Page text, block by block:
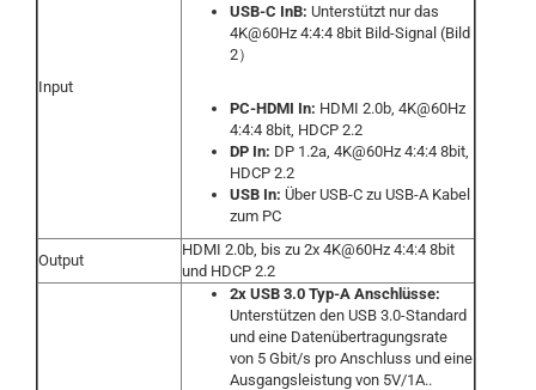
Input
USB-C InB: Unterstützt nur das
4K@60Hz 4:4:4 8bit Bild-Signal (Bild
2）
PC-HDMI In: HDMI 2.0b, 4K@60Hz
4:4:4 8bit, HDCP 2.2
DP In: DP 1.2a, 4K@60Hz 4:4:4 8bit,
HDCP 2.2
USB In: Über USB-C zu USB-A Kabel
zum PC
Output
HDMI 2.0b, bis zu 2x 4K@60Hz 4:4:4 8bit
und HDCP 2.2
2x USB 3.0 Typ-A Anschlüsse:
Unterstützen den USB 3.0-Standard
und eine Datenübertragungsrate
von 5 Gbit/s pro Anschluss und eine
Ausgangsleistung von 5V/1A..